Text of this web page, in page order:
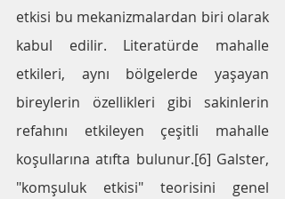
etkisi bu mekanizmalardan biri olarak
kabul edilir. Literatürde mahalle
etkileri, aynı bölgelerde yaşayan
bireylerin özellikleri gibi sakinlerin
refahını etkileyen çeşitli mahalle
koşullarına atıfta bulunur.[6] Galster,
"komşuluk etkisi" teorisini genel